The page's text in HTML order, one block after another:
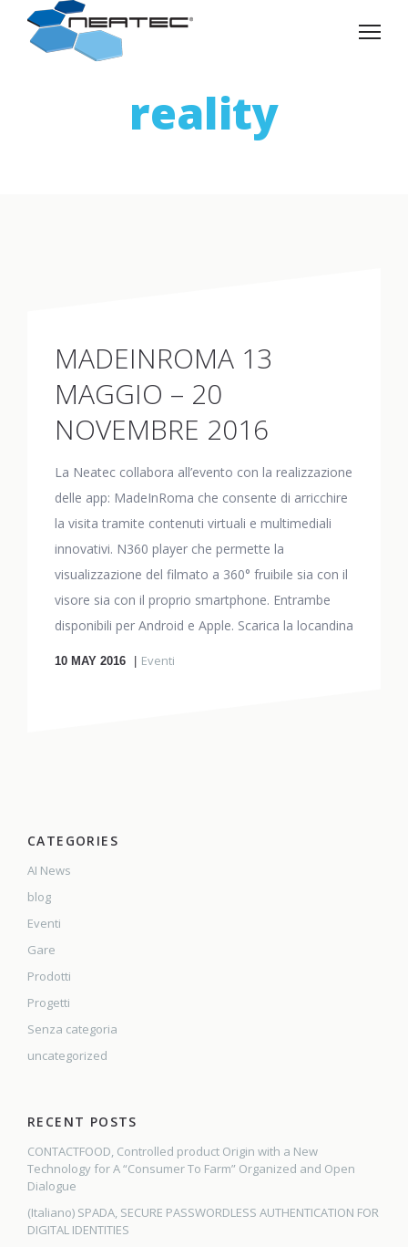
reality
MADEINROMA 13
MAGGIO – 20
NOVEMBRE 2016
La Neatec collabora all’evento con la realizzazione
delle app: MadeInRoma che consente di arricchire
la visita tramite contenuti virtuali e multimediali
innovativi. N360 player che permette la
visualizzazione del filmato a 360° fruibile sia con il
visore sia con il proprio smartphone. Entrambe
disponibili per Android e Apple. Scarica la locandina
10 MAY 2016 Eventi
CATEGORIES
AI News
blog
Eventi
Gare
Prodotti
Progetti
Senza categoria
uncategorized
RECENT POSTS
CONTACTFOOD, Controlled product Origin with a New
Technology for A “Consumer To Farm” Organized and Open
Dialogue
(Italiano) SPADA, SECURE PASSWORDLESS AUTHENTICATION FOR
DIGITAL IDENTITIES